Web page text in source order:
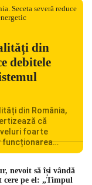
din
debitele
din România,
că
foarte
funcționarea
se confruntă
punct de vedere
nevoit să își vândă
cere pe el: „Timpul